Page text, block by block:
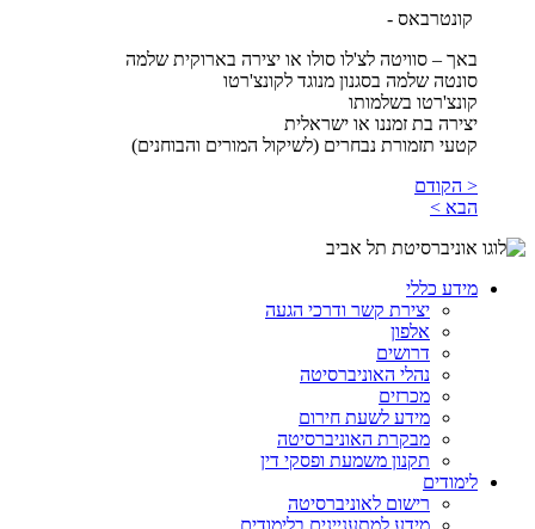
קונטרבאס -
באך – סוויטה לצ'לו סולו או יצירה בארוקית שלמה
סונטה שלמה בסגנון מנוגד לקונצ'רטו
קונצ'רטו בשלמותו
יצירה בת זמננו או ישראלית
קטעי תזמורת נבחרים (לשיקול המורים והבוחנים)
< הקודם
הבא >
מידע כללי
יצירת קשר ודרכי הגעה
אלפון
דרושים
נהלי האוניברסיטה
מכרזים
מידע לשעת חירום
מבקרת האוניברסיטה
תקנון משמעת ופסקי דין
לימודים
רישום לאוניברסיטה
מידע למתעניינים בלימודים